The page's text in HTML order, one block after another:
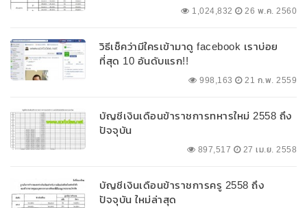
1,024,832 26 พ.ค. 2560
วิธีเช็คว่ามีใครเข้ามาดู facebook เราบ่อย
ที่สุด 10 อันดับแรก!!
998,163 21 ก.พ. 2559
บัญชีเงินเดือนข้าราชการทหารใหม่ 2558 ถึง
ปัจจุบัน
897,517 27 เม.ย. 2558
บัญชีเงินเดือนข้าราชการครู 2558 ถึง
ปัจจุบัน ใหม่ล่าสุด